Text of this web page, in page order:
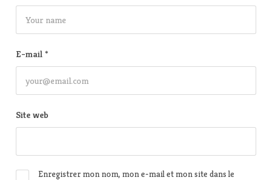
E-mail *
Site web
Enregistrer mon nom, mon e-mail et mon site dans le